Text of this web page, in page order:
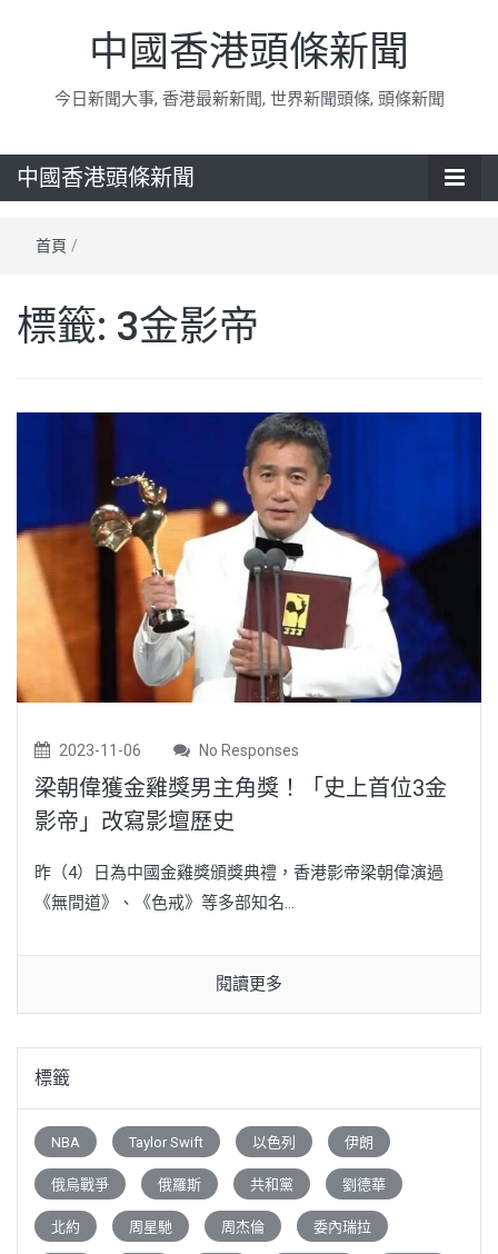
中國香港頭條新聞
今日新聞大事, 香港最新新聞, 世界新聞頭條, 頭條新聞
中國香港頭條新聞
首頁 /
標籤: 3金影帝
2023-11-06 No Responses
梁朝偉獲金雞獎男主角獎！「史上首位3金
影帝」改寫影壇歷史
昨（4）日為中國金雞獎頒獎典禮，香港影帝梁朝偉演過
《無間道》、《色戒》等多部知名...
閱讀更多
標籤
NBA Taylor Swift 以色列 伊朗
俄烏戰爭 俄羅斯 共和黨 劉德華
北約 周星馳 周杰倫 委內瑞拉